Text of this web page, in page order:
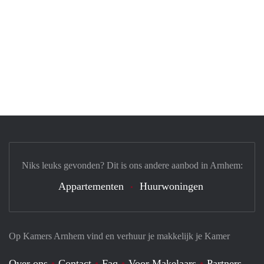
Op Kamers Arnhem vind en verhuur je makkelijk je Kamer
Niks leuks gevonden? Dit is ons andere aanbod in Arnhem:
Appartementen Huurwoningen